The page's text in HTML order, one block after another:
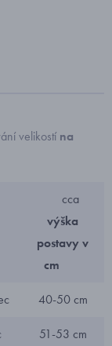
velikostí na
cca
výška
postavy v
cm
40-50 cm
51-53 cm